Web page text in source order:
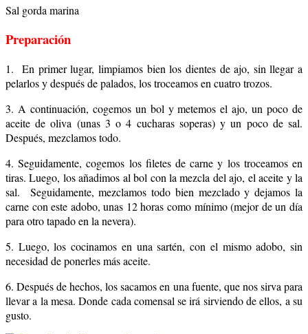
Sal gorda marina
Preparación
1. En primer lugar, limpiamos bien los dientes de ajo, sin llegar a
pelarlos y después de palados, los troceamos en cuatro trozos.
3. A continuación, cogemos un bol y metemos el ajo, un poco de
aceite de oliva (unas 3 o 4 cucharas soperas) y un poco de sal.
Después, mezclamos todo.
4. Seguidamente, cogemos los filetes de carne y los troceamos en
tiras. Luego, los añadimos al bol con la mezcla del ajo, el aceite y la
sal. Seguidamente, mezclamos todo bien mezclado y dejamos la
carne con este adobo, unas 12 horas como mínimo (mejor de un día
para otro tapado en la nevera).
5. Luego, los cocinamos en una sartén, con el mismo adobo, sin
necesidad de ponerles más aceite.
6. Después de hechos, los sacamos en una fuente, que nos sirva para
llevar a la mesa. Donde cada comensal se irá sirviendo de ellos, a su
gusto.